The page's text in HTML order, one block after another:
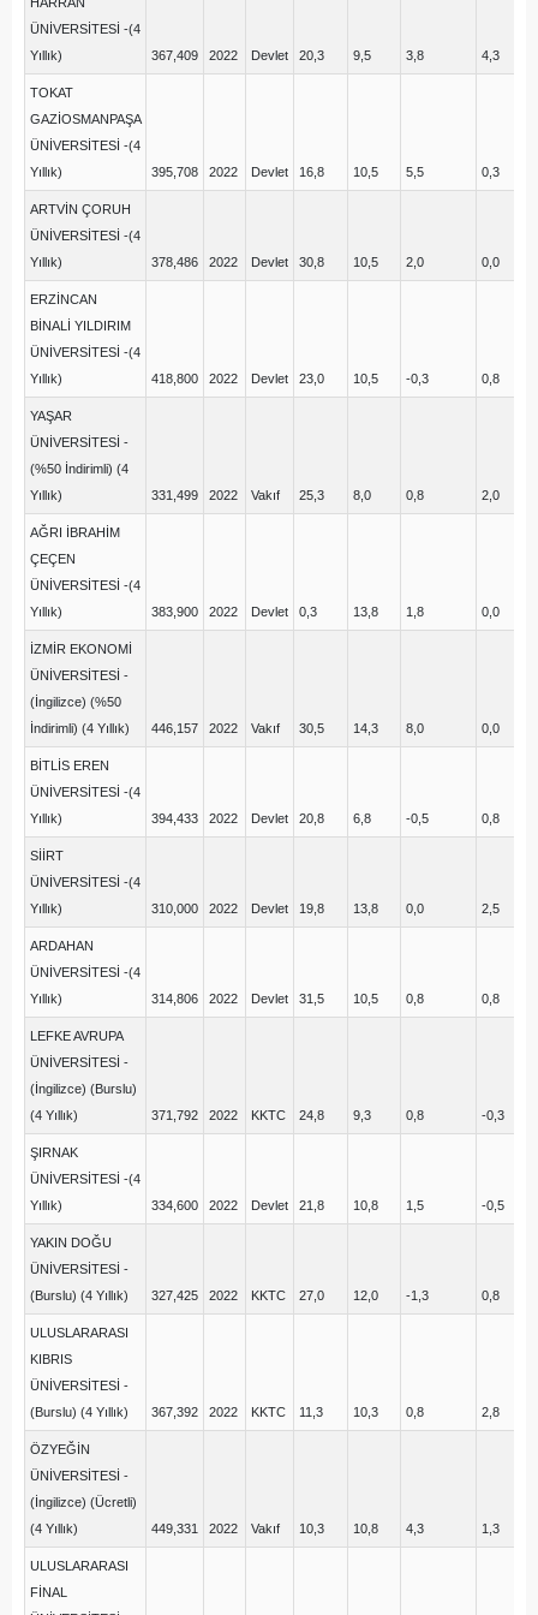
ÜNİVERSİTESİ -(4
Yıllık)
367,409 2022 Devlet 20,3 9,5 3,8 4,3
TOKAT
GAZİOSMANPAŞA
ÜNİVERSİTESİ -(4
Yıllık)
395,708 2022 Devlet 16,8 10,5 5,5 0,3
ARTVİN ÇORUH
ÜNİVERSİTESİ -(4
Yıllık)
378,486 2022 Devlet 30,8 10,5 2,0 0,0
ERZİNCAN
BİNALİ YILDIRIM
ÜNİVERSİTESİ -(4
Yıllık)
418,800 2022 Devlet 23,0 10,5 -0,3 0,8
YAŞAR
ÜNİVERSİTESİ -
(%50 İndirimli) (4
Yıllık)
331,499 2022 Vakıf 25,3 8,0 0,8 2,0
AĞRI İBRAHİM
ÇEÇEN
ÜNİVERSİTESİ -(4
Yıllık)
383,900 2022 Devlet 0,3 13,8 1,8 0,0
İZMİR EKONOMİ
ÜNİVERSİTESİ -
(İngilizce) (%50
İndirimli) (4 Yıllık)
446,157 2022 Vakıf 30,5 14,3 8,0 0,0
BİTLİS EREN
ÜNİVERSİTESİ -(4
Yıllık)
394,433 2022 Devlet 20,8 6,8 -0,5 0,8
SİİRT
ÜNİVERSİTESİ -(4
Yıllık)
310,000 2022 Devlet 19,8 13,8 0,0 2,5
ARDAHAN
ÜNİVERSİTESİ -(4
Yıllık)
314,806 2022 Devlet 31,5 10,5 0,8 0,8
LEFKE AVRUPA
ÜNİVERSİTESİ -
(İngilizce) (Burslu)
(4 Yıllık)
371,792 2022 KKTC 24,8 9,3 0,8 -0,3
ŞIRNAK
ÜNİVERSİTESİ -(4
Yıllık)
334,600 2022 Devlet 21,8 10,8 1,5 -0,5
YAKIN DOĞU
ÜNİVERSİTESİ -
(Burslu) (4 Yıllık)
327,425 2022 KKTC 27,0 12,0 -1,3 0,8
ULUSLARARASI
KIBRIS
ÜNİVERSİTESİ -
(Burslu) (4 Yıllık)
367,392 2022 KKTC 11,3 10,3 0,8 2,8
ÖZYEĞİN
ÜNİVERSİTESİ -
(İngilizce) (Ücretli)
(4 Yıllık)
449,331 2022 Vakıf 10,3 10,8 4,3 1,3
ULUSLARARASI
FİNAL